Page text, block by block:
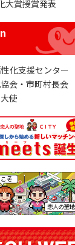
大賞授賞発表
化支援センター
会・市町村長会
使